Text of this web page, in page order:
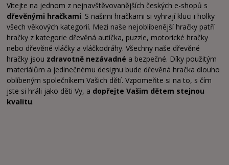
Vítejte na jednom z nejnavštěvovanějších českých e-shopů s
dřevěnými hračkami. S našimi hračkami si vyhrají kluci i holky
všech věkových kategorií. Mezi naše nejoblíbenější hračky patří
hračky z kategorie dřevěná autíčka, puzzle, motorické hračky
nebo dřevěné vláčky a vláčkodráhy. Všechny naše dřevěné
hračky jsou zdravotně nezávadné a bezpečné. Díky použitým
materiálům a jedinečnému designu bude dřevěná hračka dlouho
oblíbeným společníkem Vašich dětí. Vzpomeňte si na to, s čím
jste si hráli jako děti Vy, a dopřejte Vašim dětem stejnou
kvalitu.